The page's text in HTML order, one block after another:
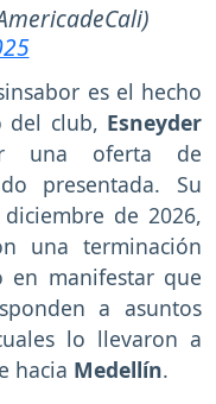
es el hecho
del club, Esneyder
una oferta de
presentada. Su
de 2026,
una terminación
en manifestar que
a asuntos
lo llevaron a
hacia Medellín.